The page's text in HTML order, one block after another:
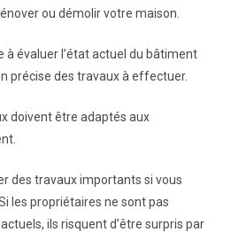
ou démolir votre maison.
à évaluer l’état actuel du bâtiment
précise des travaux à effectuer.
doivent être adaptés aux
des travaux importants si vous
les propriétaires ne sont pas
ils risquent d’être surpris par